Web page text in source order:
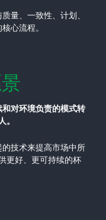
量、一致性、计划、
心流程。
对环境负责的模式转
技术来提高市场中所
更好、更可持续的杯